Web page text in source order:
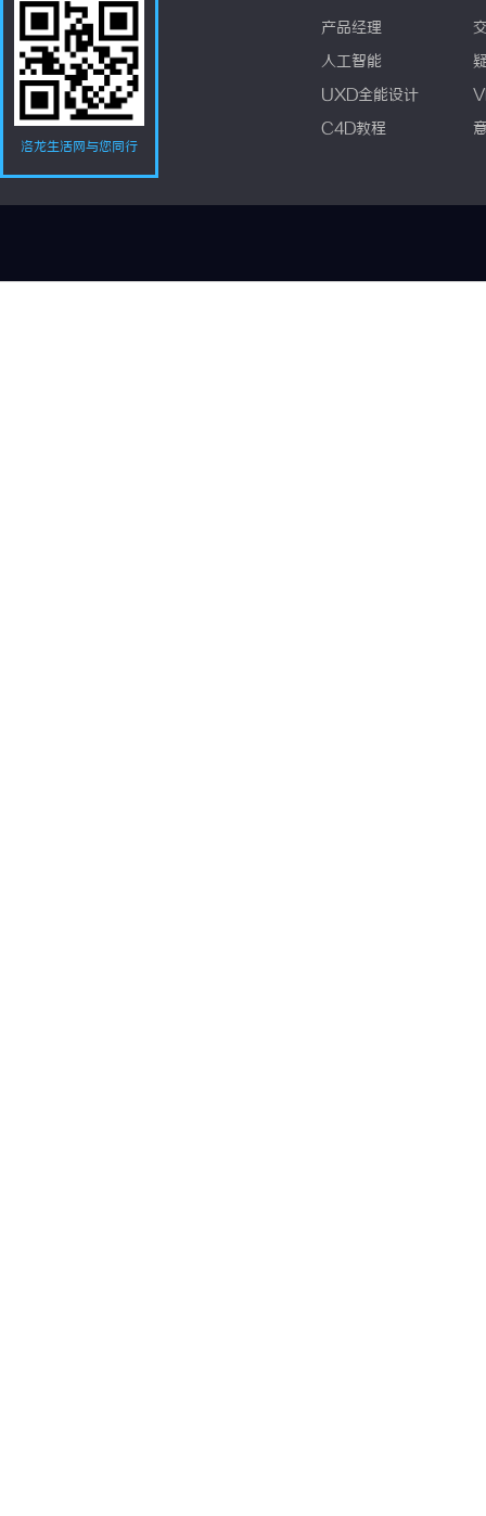
洛龙生活网与您同行
产品经理
人工智能
UXD全能设计
C4D教程